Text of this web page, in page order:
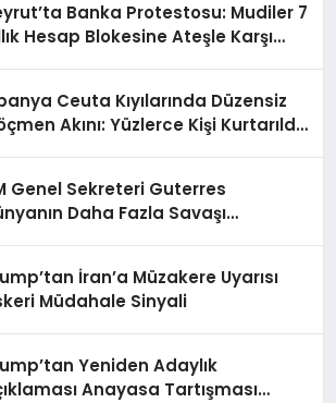
Banka Protestosu: Mudiler 7
Hesap Blokesine Ateşle Karşı
Ceuta Kıyılarında Düzensiz
Akını: Yüzlerce Kişi Kurtarıldı,
Genel Sekreteri Guterres
Daha Fazla Savaşı
İran’a Müzakere Uyarısı
Müdahale Sinyali
Yeniden Adaylık
Anayasa Tartışması